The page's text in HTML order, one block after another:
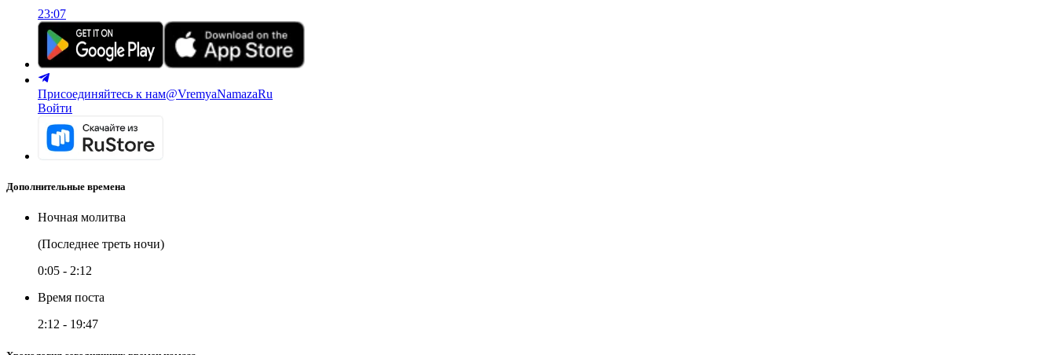
23:07
Присоединяйтесь к нам@VremyaNamazaRu
Войти
Дополнительные времена
Ночная молитва
(Последнее треть ночи)
0:05 - 2:12
Время поста
2:12 - 19:47